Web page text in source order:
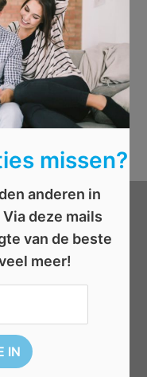
missen?
anderen in
deze mails
van de beste
meer!